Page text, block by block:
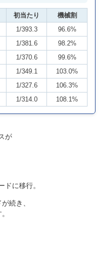
初当たり
機械割
1/393.3
96.6%
1/381.6
98.2%
1/370.6
99.6%
1/349.1
103.0%
1/327.6
106.3%
1/314.0 108.1%
が
ドに移行。
続き、